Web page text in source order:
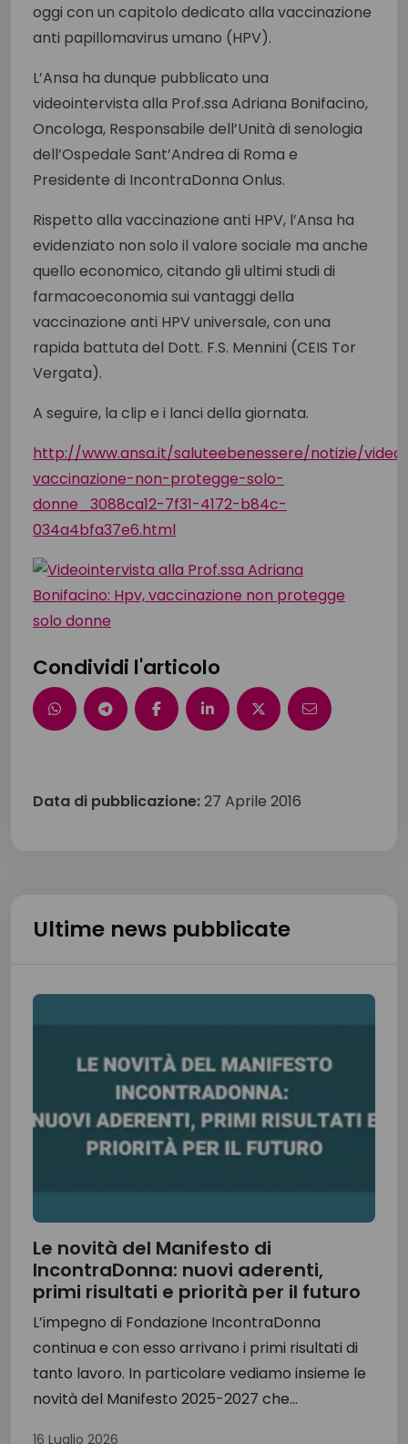
oggi con un capitolo dedicato alla vaccinazione
anti papillomavirus umano (HPV).
L’Ansa ha dunque pubblicato una
videointervista alla Prof.ssa Adriana Bonifacino,
Oncologa, Responsabile dell’Unità di senologia
dell’Ospedale Sant’Andrea di Roma e
Presidente di IncontraDonna Onlus.
Rispetto alla vaccinazione anti HPV, l’Ansa ha
evidenziato non solo il valore sociale ma anche
quello economico, citando gli ultimi studi di
farmacoeconomia sui vantaggi della
vaccinazione anti HPV universale, con una
rapida battuta del Dott. F.S. Mennini (CEIS Tor
Vergata).
A seguire, la clip e i lanci della giornata.
http://www.ansa.it/saluteebenessere/notizie/
vaccinazione-non-protegge-solo-
donne_3088ca12-7f31-4172-b84c-
034a4bfa37e6.html
Condividi l'articolo
Data di pubblicazione:27 Aprile 2016
Ultime news pubblicate
Le novità del Manifesto di
IncontraDonna: nuovi aderenti,
primi risultati e priorità per il futuro
L’impegno di Fondazione IncontraDonna
continua e con esso arrivano i primi risultati di
tanto lavoro. In particolare vediamo insieme le
novità del Manifesto 2025-2027 che...
16 Luglio 2026